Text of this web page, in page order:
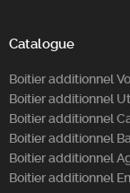
Catalogue
Boitier additionnel
Boitier additionnel
Boitier additionnel
Boitier additionnel
Boitier additionnel
Boitier additionnel